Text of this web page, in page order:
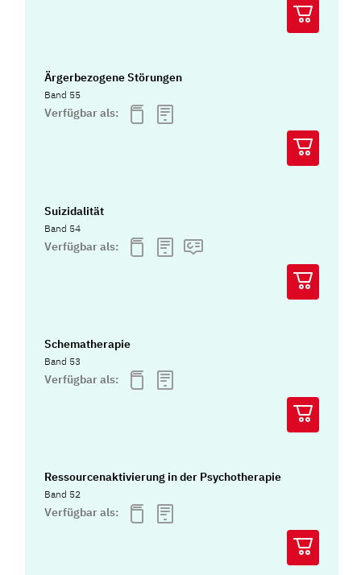
Ärgerbezogene Störungen
Band 55
Verfügbar als:
Suizidalität
Band 54
Verfügbar als:
Schematherapie
Band 53
Verfügbar als:
Ressourcenaktivierung in der Psychotherapie
Band 52
Verfügbar als: